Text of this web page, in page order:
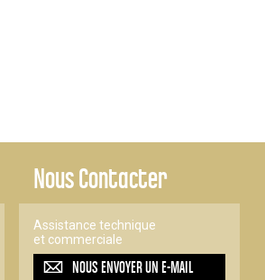
Nous Contacter
Assistance technique
et commerciale
NOUS ENVOYER UNE-MAIL